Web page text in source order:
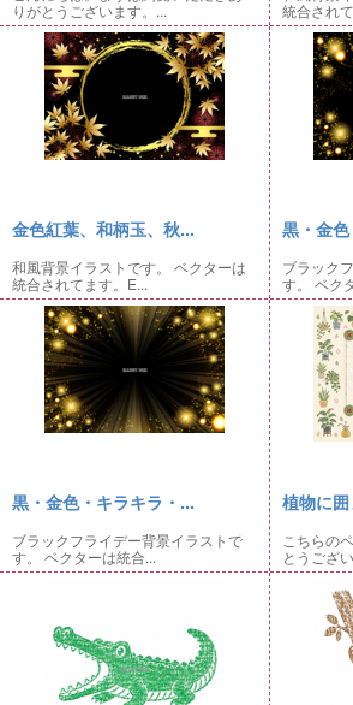
りがとうございます。...
統合され
金色紅葉、和柄玉、秋...
和風背景イラストです。 ベクターは
統合されてます。E...
黒・金
ブラック
す。 ベク
黒・金色・キラキラ・...
ブラックフライデー背景イラストで
す。 ベクターは統合...
植物に
こちらの
とうござ